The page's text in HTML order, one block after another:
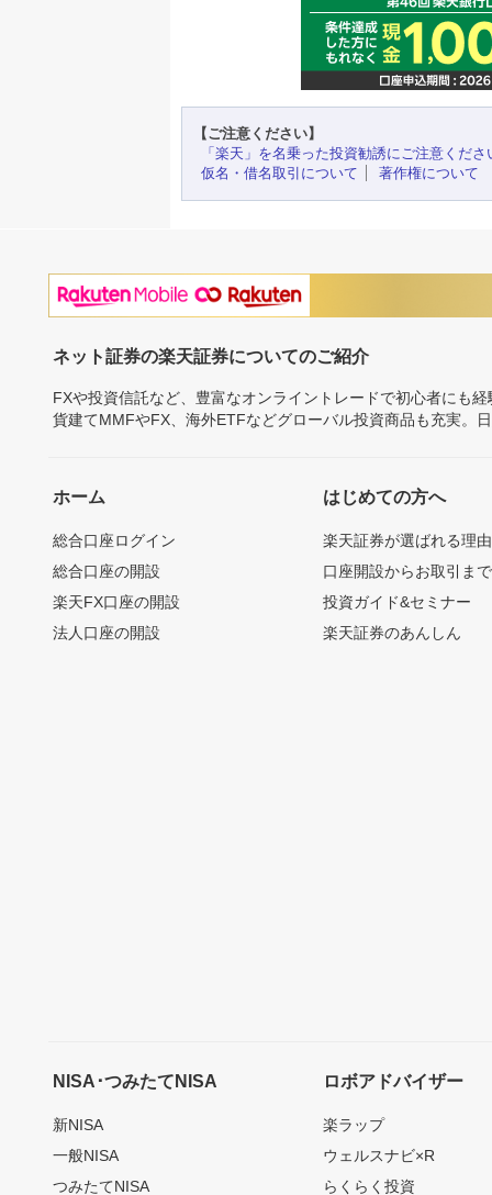
【ご注意ください】
「楽天」を名乗った投資勧誘にご注意くださ
仮名・借名取引について
著作権について
ネット証券の楽天証券についてのご紹介
FXや投資信託など、豊富なオンライントレードで初心者にも
貨建てMMFやFX、海外ETFなどグローバル投資商品も充実。
ホーム
総合口座ログイン
総合口座の開設
楽天FX口座の開設
法人口座の開設
はじめての方へ
楽天証券が選ばれる理由
口座開設からお取引ま
投資ガイド&セミナー
楽天証券のあんしん
NISA･つみたてNISA
新NISA
一般NISA
つみたてNISA
ロボアドバイザー
楽ラップ
ウェルスナビ×R
らくらく投資